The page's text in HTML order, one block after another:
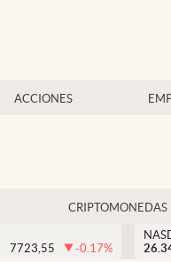
ACCIONES
CRIPTOMONEDAS
7723,55 -0.17%